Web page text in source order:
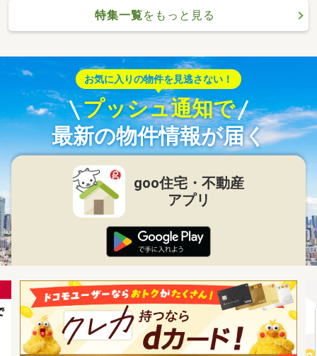
特集一覧をもっと見る
お気に入りの物件を見逃さない！
プッシュ通知で
最新の物件情報が届く
goo住宅・不動産
アプリ